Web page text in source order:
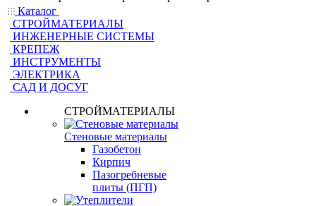
Каталог
СТРОЙМАТЕРИАЛЫ
ИНЖЕНЕРНЫЕ СИСТЕМЫ
КРЕПЕЖ
ИНСТРУМЕНТЫ
ЭЛЕКТРИКА
САД И ДОСУГ
СТРОЙМАТЕРИАЛЫ
Стеновые материалы
Газобетон
Кирпич
Пазогребневые
плиты (ПГП)